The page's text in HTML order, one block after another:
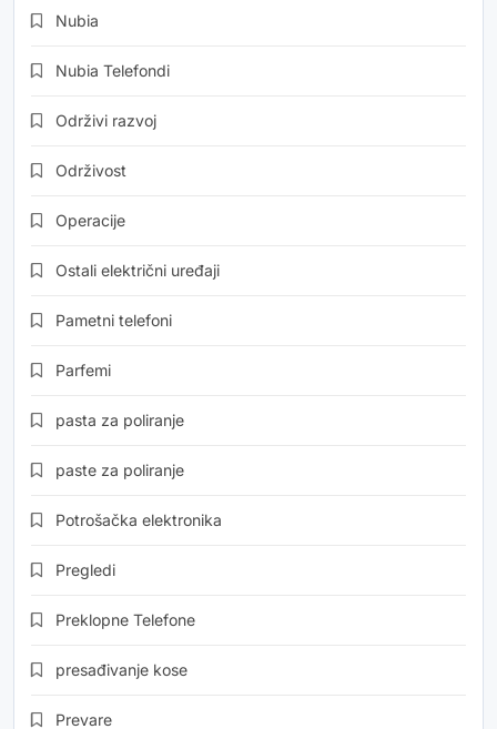
Nubia
Nubia Telefondi
Održivi razvoj
Održivost
Operacije
Ostali električni uređaji
Pametni telefoni
Parfemi
pasta za poliranje
paste za poliranje
Potrošačka elektronika
Pregledi
Preklopne Telefone
presađivanje kose
Prevare